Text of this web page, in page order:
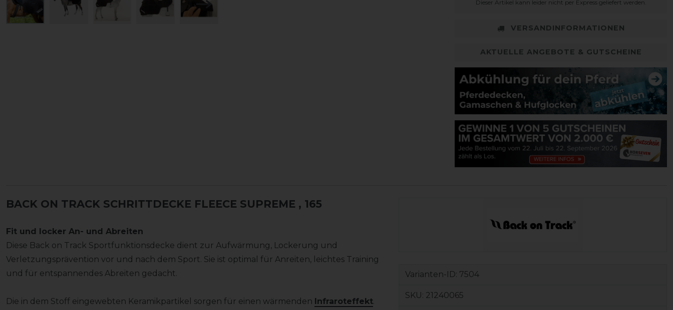
Dieser Artikel kann leider nicht per Express geliefert werden.
VERSANDINFORMATIONEN
AKTUELLE ANGEBOTE & GUTSCHEINE
BACK ON TRACK SCHRITTDECKE FLEECE SUPREME , 165
Fit und locker An- und Abreiten
Diese Back on Track Sportfunktionsdecke dient zur Aufwärmung, Lockerung und
Verletzungsprävention vor und nach dem Sport. Sie ist optimal für Anreiten, leichtes Training
und für entspannendes Abreiten gedacht.
Die in dem Stoff eingewebten Keramikpartikel sorgen für einen wärmenden Infraroteffekt.
Varianten-ID: 7504
SKU: 21240065